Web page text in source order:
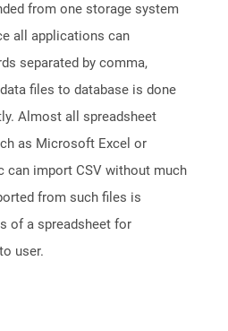
from one storage system
all applications can
separated by comma,
files to database is done
Almost all spreadsheet
as Microsoft Excel or
can import CSV without much
from such files is
of a spreadsheet for
user.